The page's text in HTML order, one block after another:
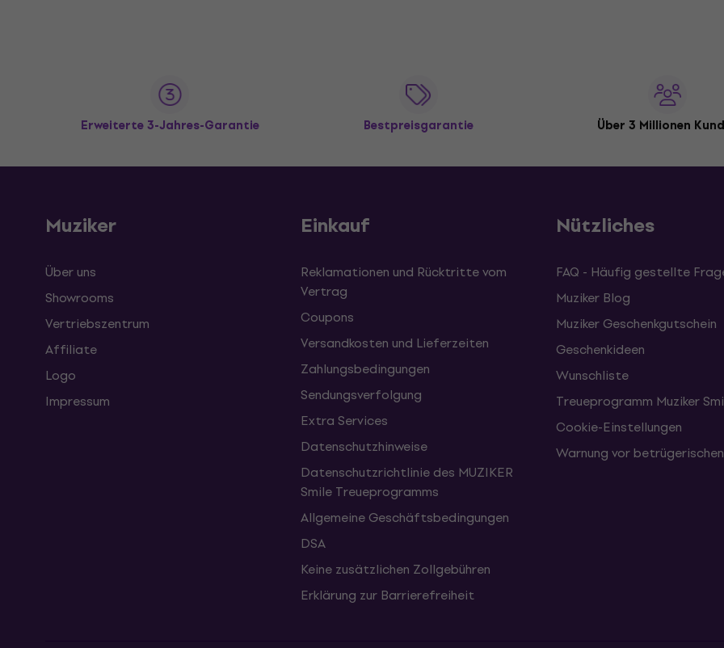
Erweiterte 3-Jahres-Garantie Bestpreisgarantie Über 3 Millionen
Muziker
Über uns
Showrooms
Vertriebszentrum
Affiliate
Logo
Impressum
Einkauf
Reklamationen und Rücktritte vom
Vertrag
Coupons
Versandkosten und Lieferzeiten
Zahlungsbedingungen
Sendungsverfolgung
Extra Services
Datenschutzhinweise
Datenschutzrichtlinie des MUZIKER
Smile Treueprogramms
Allgemeine Geschäftsbedingungen
DSA
Keine zusätzlichen Zollgebühren
Erklärung zur Barrierefreiheit
Nützliches
FAQ - Häufig gestellte
Muziker Blog
Muziker Geschenkgutschein
Geschenkideen
Wunschliste
Treueprogramm Muziker
Cookie-Einstellungen
Warnung vor